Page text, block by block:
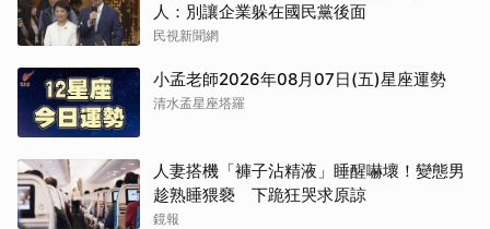
人：別讓企業躲在國民黨後面
民視新聞網
小孟老師2026年08月07日(五)星座運勢
清水孟星座塔羅
人妻搭機「褲子沾精液」睡醒嚇壞！變態男
趁熟睡猥褻 下跪狂哭求原諒
鏡報